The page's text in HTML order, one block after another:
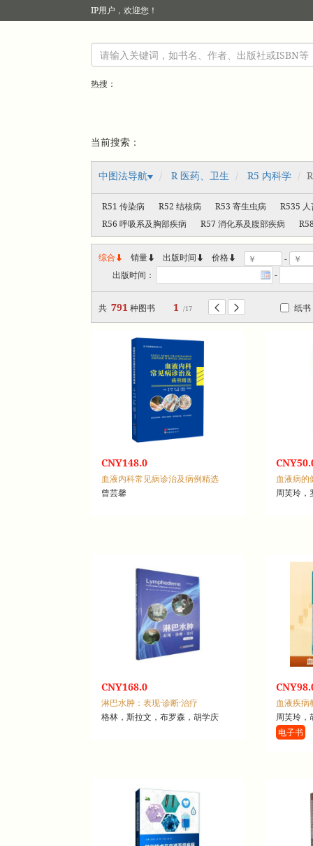
IP用户，欢迎您！
热搜：
当前搜索：
中图法导航 R 医药、卫生 R5 内科学
R51 传染病 R52 结核病 R53 寄生虫病
R535
R56 呼吸系及胸部疾病
R57 消化系及腹部疾病
综合 销量 出版时间  价格
-
出版时间：
-
共 791种图书 1 /17   纸书
CNY148.0
血液内科常见病诊治及病例精选
曾芸馨
血液病的
周芙玲，
CNY168.0
淋巴水肿：表现·诊断·治疗
格林，斯拉文，布罗森，胡学庆
血液疾病
周芙玲，
电子书